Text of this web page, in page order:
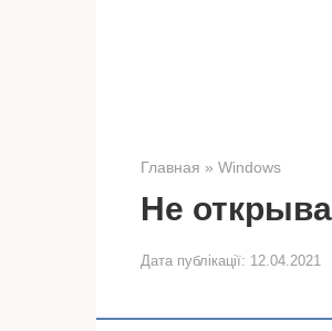
Главная » Windows
Не
Дата публікації: 12.04.2021